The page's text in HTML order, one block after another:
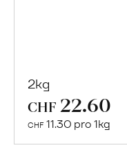
2kg
CHF 22.60
CHF 11.30 pro 1kg